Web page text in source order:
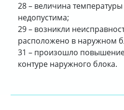
28 – величина
недопустима;
29 – возникли
расположено в наружном
31 – произошло
контуре наружного блока.